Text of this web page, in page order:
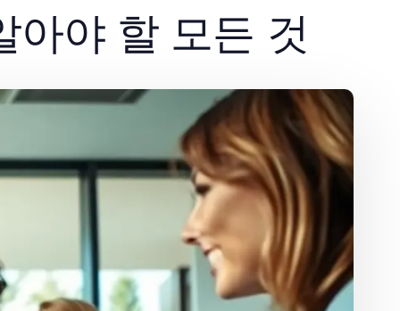
아야 할 모든 것